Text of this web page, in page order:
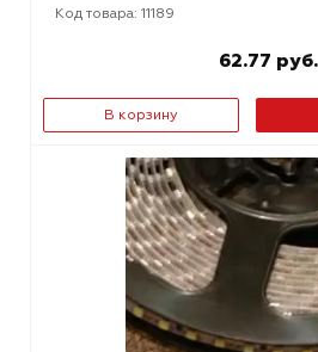
Код товара: 11189
62.77 руб.
В корзину